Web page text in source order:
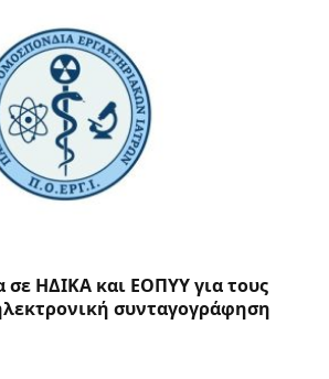
σε ΗΔΙΚΑ και ΕΟΠΥΥ για τους
συνταγογράφηση